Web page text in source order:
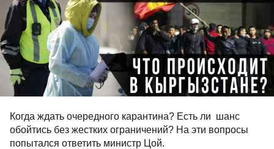
Когда ждать очередного карантина? Есть ли шанс
обойтись без жестких ограничений? На эти вопросы
попытался ответить министр Цой.